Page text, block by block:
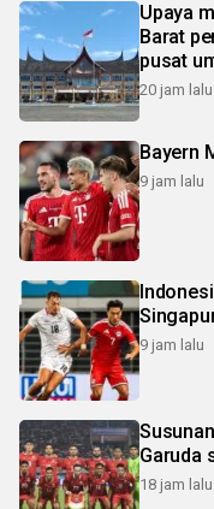
Upaya
Barat
pusat
20 jam lalu
Bayern
9 jam lalu
9 jam lalu
Garuda
18 jam lalu